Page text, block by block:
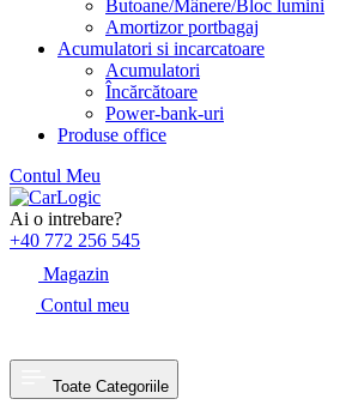
Butoane/Mânere/Bloc lumini
Amortizor portbagaj
Acumulatori si incarcatoare
Acumulatori
Încărcătoare
Power-bank-uri
Produse office
Contul Meu
Skip
to
content
Ai o intrebare?
+40 772 256 545
Magazin
Contul meu
Toate Categoriile